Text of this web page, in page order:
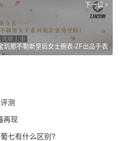
下一篇
玑那不勒斯皇后女士腕表-ZF出品手表
测
再现
七有什么区别?